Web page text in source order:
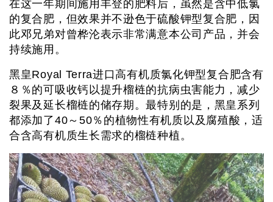
在这一年期间施用丰登的肥料后，虽然是含中低氯
的复合肥，但效果并不逊色于硫酸钾型复合肥，因
此邓兄弟对曾桦沦表示非常满意本公司产品，并会
持续施用。
黑皇Royal Terra进口高有机质氯化钾型复合肥含有
８％的可吸收钙以提升榴梿的抗病虫害能力，减少
裂果及延长榴梿的储存期。最特别的是，黑皇系列
都添加了40～50％的植物性有机质以及腐殖酸，适
合含高有机质生长需求的榴梿种植。